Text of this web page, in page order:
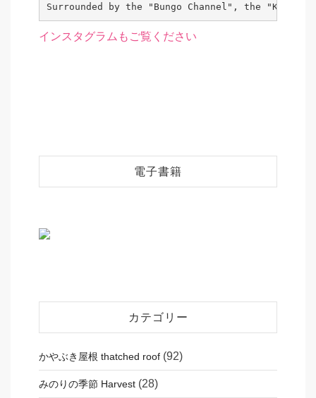
Surrounded by the "Bungo Channel", the
インスタグラムもご覧ください
電子書籍
カテゴリー
かやぶき屋根 thatched roof (92)
みのりの季節 Harvest (28)